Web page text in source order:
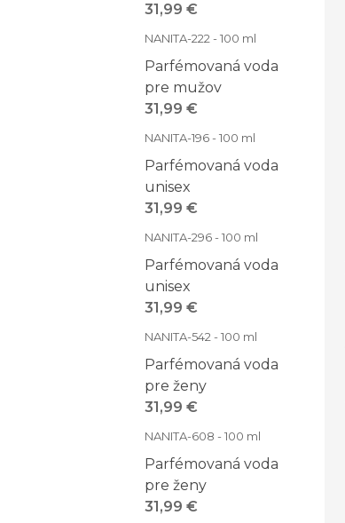
31,99 €
NANITA-222 - 100 ml
Parfémovaná voda
pre mužov
31,99 €
NANITA-196 - 100 ml
Parfémovaná voda
unisex
31,99 €
NANITA-296 - 100 ml
Parfémovaná voda
unisex
31,99 €
NANITA-542 - 100 ml
Parfémovaná voda
pre ženy
31,99 €
NANITA-608 - 100 ml
Parfémovaná voda
pre ženy
31,99 €